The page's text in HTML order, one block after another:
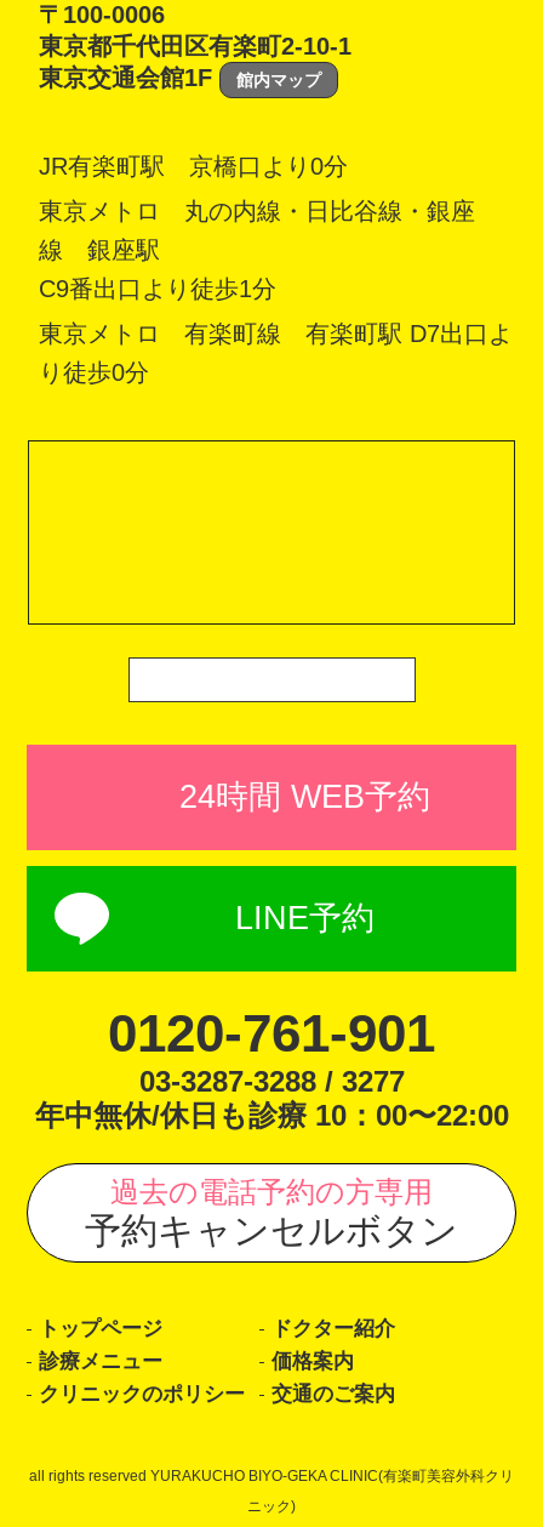
〒100-0006
東京都千代田区有楽町2-10-1
東京交通会館1F
館内マップ
JR有楽町駅 京橋口より0分
東京メトロ 丸の内線・日比谷線・銀座
線 銀座駅
C9番出口より徒歩1分
東京メトロ 有楽町線 有楽町駅 D7出口よ
り徒歩0分
24時間 WEB予約
LINE予約
0120-761-901
03-3287-3288 / 3277
年中無休/休日も診療 10：00〜22:00
過去の電話予約の方専用
予約キャンセルボタン
トップページ
ドクター紹介
診療メニュー
価格案内
クリニックのポリシー
交通のご案内
all rights reserved YURAKUCHO BIYO-GEKA CLINIC(有楽町美容外科クリ
ニック)